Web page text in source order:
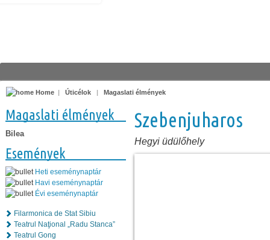
Home | Úticélok | Magaslati élmények
Magaslati élmények
Bilea
Események
Heti eseménynaptár
Havi eseménynaptár
Évi eseménynaptár
Filarmonica de Stat Sibiu
Teatrul Naţional „Radu Stanca”
Teatrul Gong
Szebenjuharos
Hegyi üdülőhely